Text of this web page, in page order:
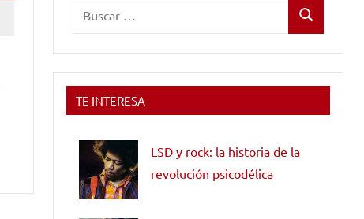
Buscar
TE INTERESA
LSD y rock: la historia de la
revolución psicodélica